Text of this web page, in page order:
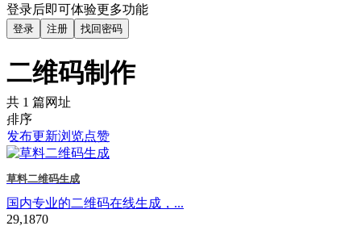
登录后即可体验更多功能
登录 注册 找回密码
二维码制作
共 1 篇网址
排序
发布更新浏览点赞
草料二维码生成
国内专业的二维码在线生成，...
29,1870